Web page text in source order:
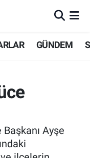
GÜNDEM
Ayşe